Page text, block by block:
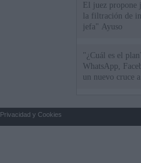
El juez propone
la filtración de
jefa" Ayuso
"¿Cuál es el
WhatsApp,
un nuevo cruce
Privacidad y Cookies